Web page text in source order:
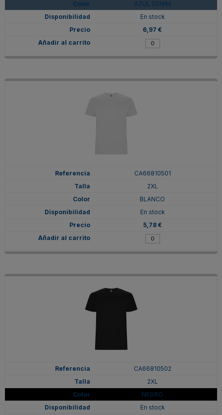
AZUL DENIM
En stock
6,97 €
CA66810501
2XL
BLANCO
En stock
5,78 €
CA66810502
2XL
NEGRO
En stock